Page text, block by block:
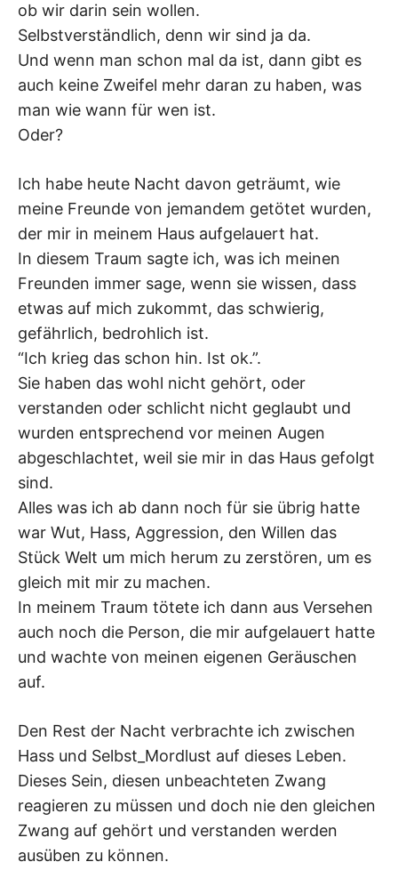
ob wir darin sein wollen.
Selbstverständlich, denn wir sind ja da.
Und wenn man schon mal da ist, dann gibt es
auch keine Zweifel mehr daran zu haben, was
man wie wann für wen ist.
Oder?
Ich habe heute Nacht davon geträumt, wie
meine Freunde von jemandem getötet wurden,
der mir in meinem Haus aufgelauert hat.
In diesem Traum sagte ich, was ich meinen
Freunden immer sage, wenn sie wissen, dass
etwas auf mich zukommt, das schwierig,
gefährlich, bedrohlich ist.
“Ich krieg das schon hin. Ist ok.”.
Sie haben das wohl nicht gehört, oder
verstanden oder schlicht nicht geglaubt und
wurden entsprechend vor meinen Augen
abgeschlachtet, weil sie mir in das Haus gefolgt
sind.
Alles was ich ab dann noch für sie übrig hatte
war Wut, Hass, Aggression, den Willen das
Stück Welt um mich herum zu zerstören, um es
gleich mit mir zu machen.
In meinem Traum tötete ich dann aus Versehen
auch noch die Person, die mir aufgelauert hatte
und wachte von meinen eigenen Geräuschen
auf.
Den Rest der Nacht verbrachte ich zwischen
Hass und Selbst_Mordlust auf dieses Leben.
Dieses Sein, diesen unbeachteten Zwang
reagieren zu müssen und doch nie den gleichen
Zwang auf gehört und verstanden werden
ausüben zu können.